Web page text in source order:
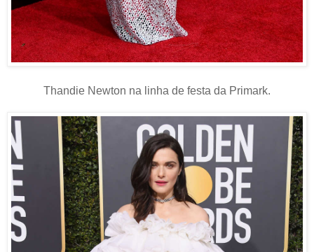
Thandie Newton na linha de festa da Primark.